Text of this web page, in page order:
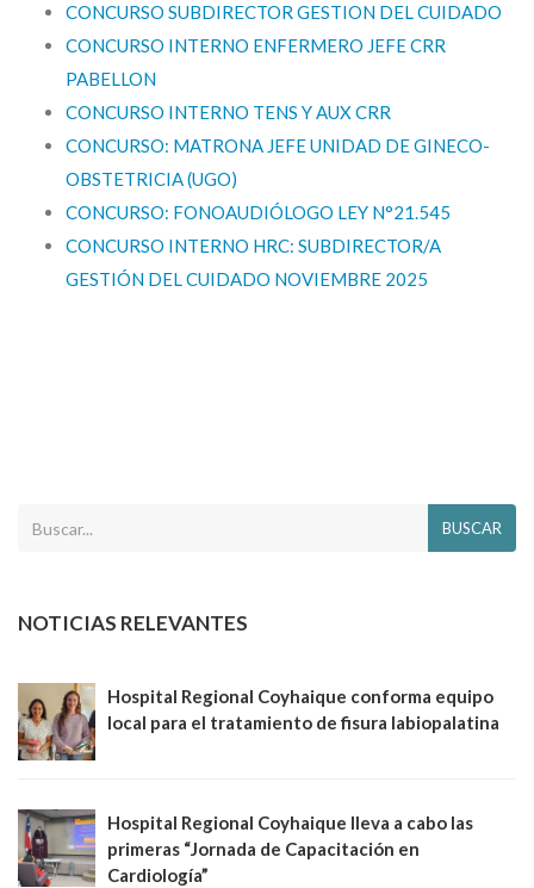
CONCURSO SUBDIRECTOR GESTION DEL CUIDADO
CONCURSO INTERNO ENFERMERO JEFE CRR
PABELLON
CONCURSO INTERNO TENS Y AUX CRR
CONCURSO: MATRONA JEFE UNIDAD DE GINECO-
OBSTETRICIA (UGO)
CONCURSO: FONOAUDIÓLOGO LEY N°21.545
CONCURSO INTERNO HRC: SUBDIRECTOR/A
GESTIÓN DEL CUIDADO NOVIEMBRE 2025
BUSCAR
NOTICIAS RELEVANTES
Hospital Regional Coyhaique conforma equipo
local para el tratamiento de fisura labiopalatina
Hospital Regional Coyhaique lleva a cabo las
primeras “Jornada de Capacitación en
Cardiología”